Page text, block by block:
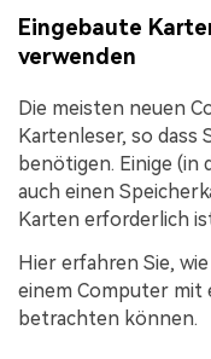
Eingebaute
verwenden
Die meisten neuen
Kartenleser, so dass
benötigen. Einige (in
auch einen
Karten erforderlich
Hier erfahren Sie,
einem Computer
betrachten können.